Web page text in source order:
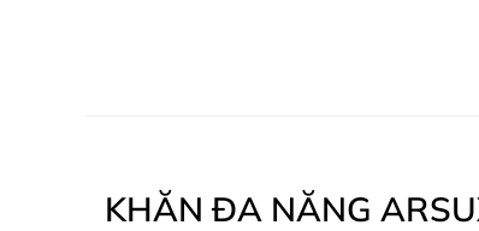
KHĂN ĐA NĂNG